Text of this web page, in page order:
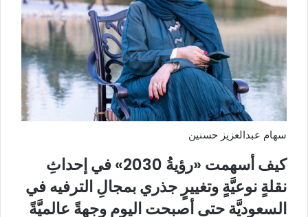
سهام عبدالعزيز حسنين
كيف أسهمت «رؤيةُ 2030» في إحداثِ
نقلةٍ نوعيَّةٍ وتغييرٍ جذري بمجالِ الترفيه في
السعوديَّة حتى أصبحت اليوم وجهةً عالميَّةً